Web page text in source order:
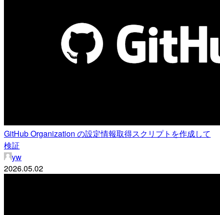
GitHub Organization の設定情報取得スクリプトを作成して
検証
yw
2026.05.02